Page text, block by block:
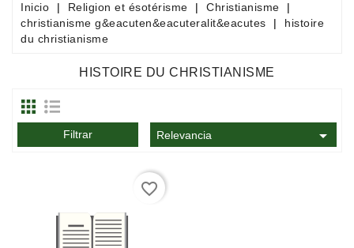
Dessinées
Consommables
Documentation
Inicio Religion et ésotérisme
Christianisme
christianisme g&eacuten&eacuteralit&eacutes
histoire
du christianisme
HISTOIRE DU CHRISTIANISME
Filtrar Relevancia 
favorite_border